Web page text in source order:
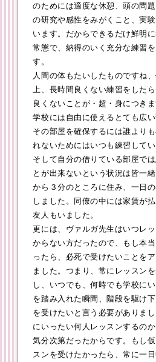
のためには適度な休憩、頭の問
の研究や感性をみがくこと、実
います。だからできるだけ鮮明
常態で、納得のいく充分な練習
す。
人間の体もたいしたものですね
上、長時間良くない練習をした
良くないことが・超・身につき
学校には自由に使えるとても広
その部屋を確保するには誰より
れないためにはいつも練習して
そして自分の借りている部屋で
とが出来ないという状況は皆一
から３分のところに住み、一日
しました。同僚の中には家賃が
友人もいました。
更には、ヴァルガ先生はいつレ
からない方だったので、もし本
ったら、必死で受けたいことを
ました。つまり、常にレッスン
し、いつでも、何時でも学校に
を踏み入れた瞬間、階段を駆け
を受けたいと言う必要がありま
にいったい何人レッスンするの
気分次第だったからです。もし
スンを受けたかったら、常に一